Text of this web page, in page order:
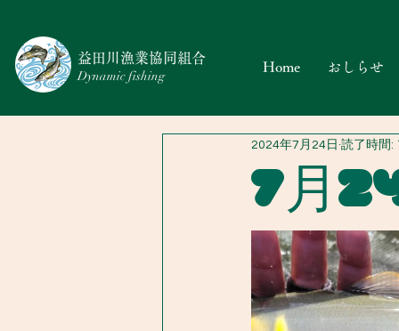
​益田川漁業協同組合
Dynamic fishing
Home おしらせ
7月
2024年7月24日 読了時間: